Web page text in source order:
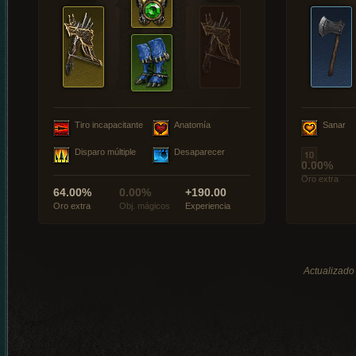
Tiro incapacitante Anatomía
Disparo múltiple Desaparecer
64.00%
Oro extra
0.00%
Obj. mágicos
+190.00
Experiencia
Sanar
0.00%
Oro extra